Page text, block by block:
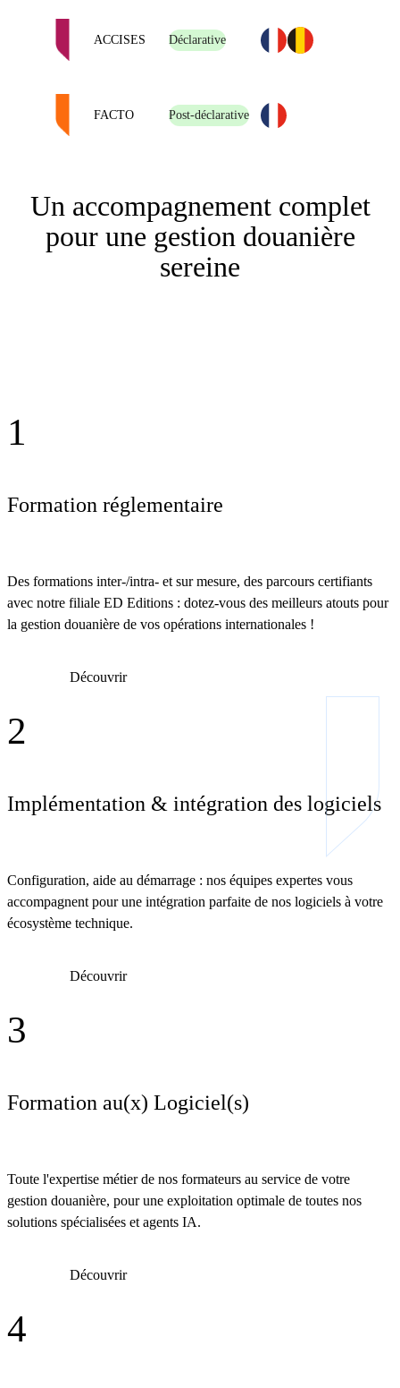
ACCISES Déclarative
FACTO Post-déclarative
Un accompagnement complet
pour une gestion douanière
sereine
1
Formation réglementaire
Des formations inter-/intra- et sur mesure, des parcours certifiants
avec notre filiale ED Editions : dotez-vous des meilleurs atouts pour
la gestion douanière de vos opérations internationales !
Découvrir
2
Implémentation & intégration des logiciels
Configuration, aide au démarrage : nos équipes expertes vous
accompagnent pour une intégration parfaite de nos logiciels à votre
écosystème technique.
Découvrir
3
Formation au(x) Logiciel(s)
Toute l'expertise métier de nos formateurs au service de votre
gestion douanière, pour une exploitation optimale de toutes nos
solutions spécialisées et agents IA.
Découvrir
4